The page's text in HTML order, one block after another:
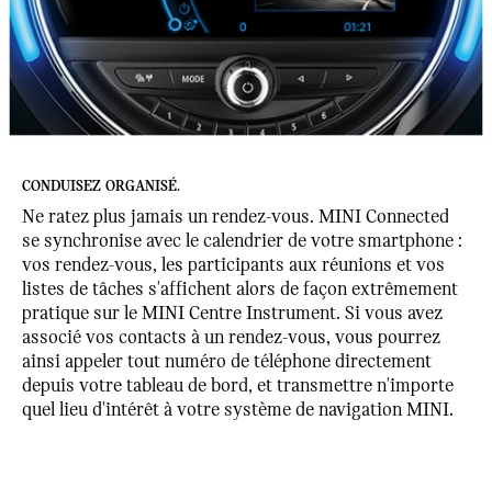
CONDUISEZ ORGANISÉ.
Ne ratez plus jamais un rendez-vous. MINI Connected
se synchronise avec le calendrier de votre smartphone :
vos rendez-vous, les participants aux réunions et vos
listes de tâches s'affichent alors de façon extrêmement
pratique sur le MINI Centre Instrument. Si vous avez
associé vos contacts à un rendez-vous, vous pourrez
ainsi appeler tout numéro de téléphone directement
depuis votre tableau de bord, et transmettre n'importe
quel lieu d'intérêt à votre système de navigation MINI.